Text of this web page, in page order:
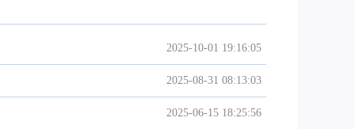
2025-10-01 19:16:05
2025-08-31 08:13:03
2025-06-15 18:25:56